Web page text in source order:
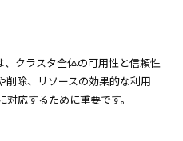
クラスタ全体の可用性と信頼性
削除、リソースの効果的な利用
応するために重要です。